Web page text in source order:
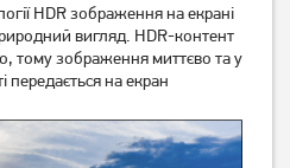
40FSN93T2
9 729грн
HDR зображення на екрані
вигляд. HDR-контент
тому зображення миттєво та у
передається на екран